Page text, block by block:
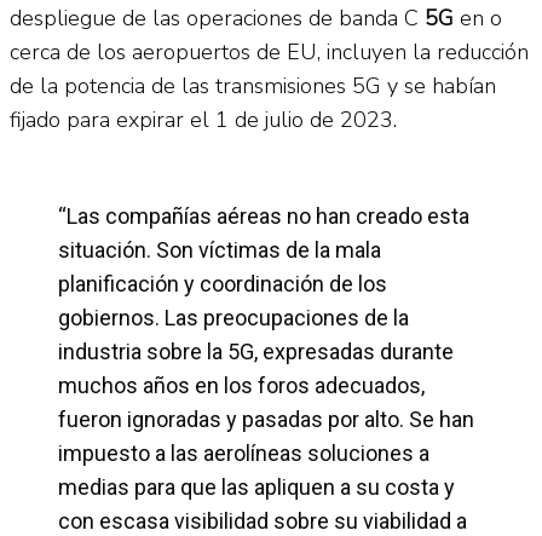
despliegue de las operaciones de banda C 5G en o
cerca de los aeropuertos de EU, incluyen la reducción
de la potencia de las transmisiones 5G y se habían
fijado para expirar el 1 de julio de 2023.
“Las compañías aéreas no han creado esta
situación. Son víctimas de la mala
planificación y coordinación de los
gobiernos. Las preocupaciones de la
industria sobre la 5G, expresadas durante
muchos años en los foros adecuados,
fueron ignoradas y pasadas por alto. Se han
impuesto a las aerolíneas soluciones a
medias para que las apliquen a su costa y
con escasa visibilidad sobre su viabilidad a